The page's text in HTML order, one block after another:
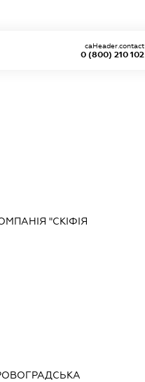
0 (800) 210 102
caHeader.contact
"СКІФІЯ